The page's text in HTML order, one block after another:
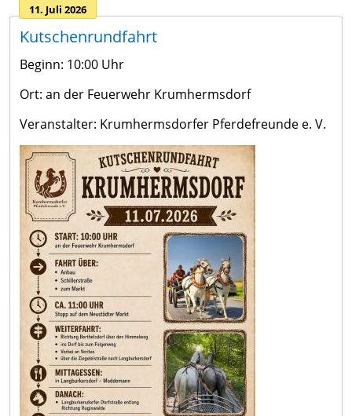
11. Juli 2026
Kutschenrundfahrt
Beginn: 10:00 Uhr
Ort: an der Feuerwehr Krumhermsdorf
Veranstalter: Krumhermsdorfer Pferdefreunde e. V.